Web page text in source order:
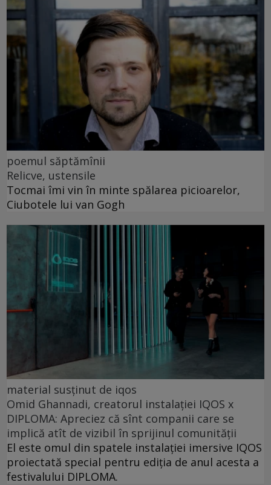
poemul săptămînii
Relicve, ustensile
Tocmai îmi vin în minte spălarea picioarelor,
Ciubotele lui van Gogh
material susținut de iqos
Omid Ghannadi, creatorul instalației IQOS x
DIPLOMA: Apreciez că sînt companii care se
implică atît de vizibil în sprijinul comunității
El este omul din spatele instalației imersive IQOS
proiectată special pentru ediția de anul acesta a
festivalului DIPLOMA.